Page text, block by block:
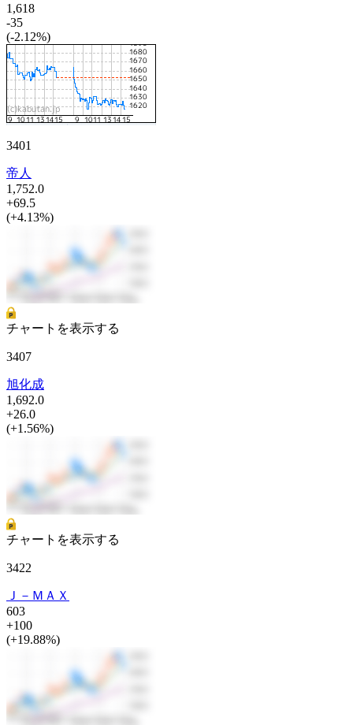
1,618
-35
(-2.12%)
3401
帝人
1,752.0
+69.5
(+4.13%)
チャートを表示する
3407
旭化成
1,692.0
+26.0
(+1.56%)
チャートを表示する
3422
Ｊ－ＭＡＸ
603
+100
(+19.88%)